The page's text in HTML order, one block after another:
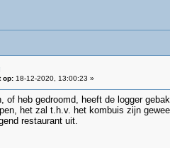
op:18-12-2020, 13:00:23 »
of heb gedroomd, heeft de logger
het zal t.h.v. het kombuis zijn
restaurant uit.